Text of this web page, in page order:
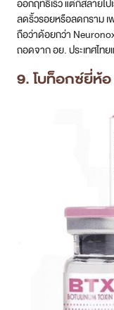
ออกฤทธิ์เร็ว แต่ก็สลายไ
ลดริ้วรอยหรือลดกราม เ
ถือว่าด้อยกว่า
ถอดจาก อย. ประเทศไทย
9. โบท็อกซ์ยี่ห้